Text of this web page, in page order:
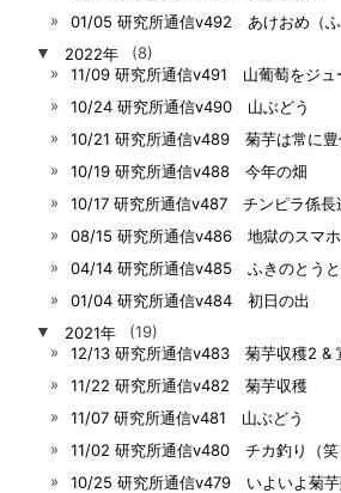
01/05 研究所通信v492 あけおめ（ふ
▼
2022年
(8)
11/09 研究所通信v491 山葡萄をジュ
10/24 研究所通信v490 山ぶどう
10/21 研究所通信v489 菊芋は常に豊
10/19 研究所通信v488 今年の畑
10/17 研究所通信v487 チンピラ係長
08/15 研究所通信v486 地獄のスマホ
04/14 研究所通信v485 ふきのとう
01/04 研究所通信v484 初日の出
▼
2021年
(19)
12/13 研究所通信v483 菊芋収穫2 &
11/22 研究所通信v482 菊芋収穫
11/07 研究所通信v481 山ぶどう
11/02 研究所通信v480 チカ釣り（笑
10/25 研究所通信v479 いよいよ菊芋